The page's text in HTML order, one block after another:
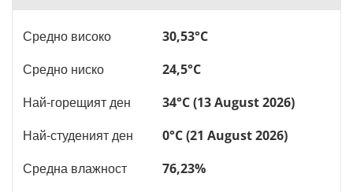
Средно високо
30,53°C
Средно ниско
24,5°C
Най-горещият ден
34°C (13 August 2026)
Най-студеният ден
0°C (21 August 2026)
Средна влажност
76,23%